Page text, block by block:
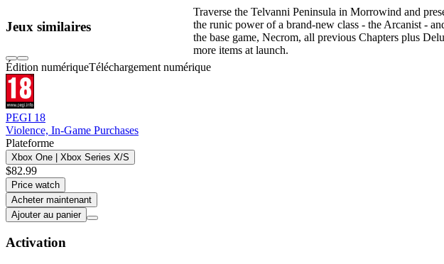
Traverse the Telvanni Peninsula in Morrowind and
the runic power of a brand-new class - the Arcanist -
the base game, Necrom, all previous Chapters plus
more items at launch.
Jeux similaires
Édition numériqueTéléchargement numérique
PEGI 18
Violence, In-Game Purchases
Plateforme
Xbox One | Xbox Series X/S
$82.99
Price watch
Acheter maintenant
Ajouter au panier
Activation